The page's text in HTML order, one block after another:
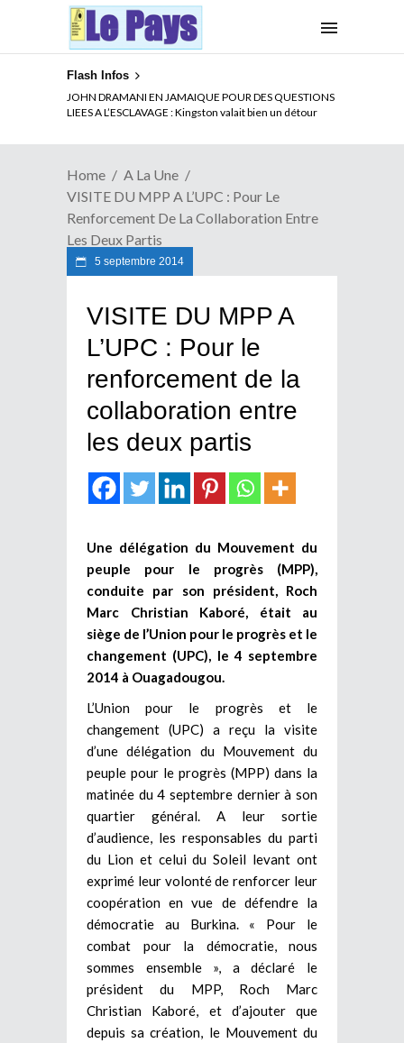
Flash Infos
JOHN DRAMANI EN JAMAIQUE POUR DES QUESTIONS
LIEES A L’ESCLAVAGE : Kingston valait bien un détour
ELECTION DE TALON A LA TETE DU SENAT BENINOIS :
Quand Patrice quitte le pouvoir sans partir !
Home
A La Une
VISITE DU MPP A L’UPC : Pour Le
Renforcement De La Collaboration Entre
Les Deux Partis
5 septembre 2014
VISITE DU MPP A
L’UPC : Pour le
renforcement de la
collaboration entre
les deux partis
Une délégation du Mouvement du
peuple pour le progrès (MPP),
conduite par son président, Roch
Marc Christian Kaboré, était au
siège de l’Union pour le progrès et le
changement (UPC), le 4 septembre
2014 à Ouagadougou.
L’Union pour le progrès et le
changement (UPC) a reçu la visite
d’une délégation du Mouvement du
peuple pour le progrès (MPP) dans la
matinée du 4 septembre dernier à son
quartier général. A leur sortie
d’audience, les responsables du parti
du Lion et celui du Soleil levant ont
exprimé leur volonté de renforcer leur
coopération en vue de défendre la
démocratie au Burkina. « Pour le
combat pour la démocratie, nous
sommes ensemble », a déclaré le
président du MPP, Roch Marc
Christian Kaboré, et d’ajouter que
depuis sa création, le Mouvement du